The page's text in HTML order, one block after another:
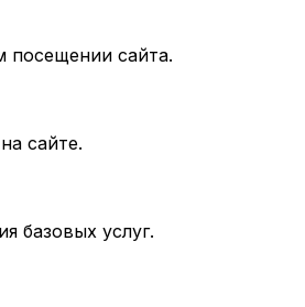
посещении сайта.
сайте.
базовых услуг.